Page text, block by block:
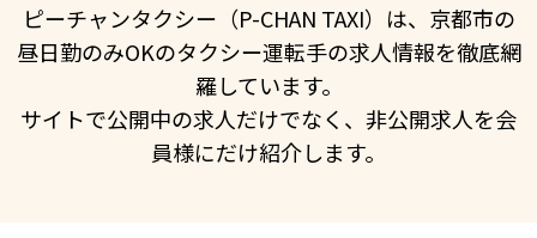
ピーチャンタクシー（P-CHAN TAXI）は、京都市の
昼日勤のみOKのタクシー運転手の求人情報を徹底網
羅しています。
サイトで公開中の求人だけでなく、非公開求人を会
員様にだけ紹介します。